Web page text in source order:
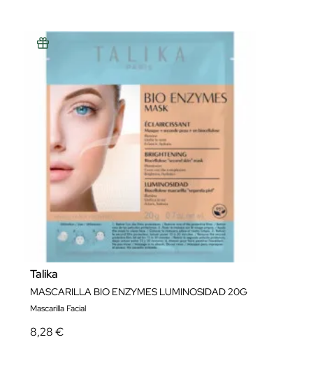
Talika
MASCARILLA BIO ENZYMES LUMINOSIDAD 20G
Mascarilla Facial
8,28 €